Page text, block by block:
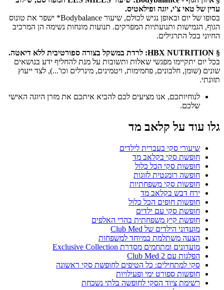
עדין של טאי צ'י, יוגה ופילאטיס.
בסופו של יום ובאופן נגיש לכולם, שיעור Bodybalance* ישפר את טונוס
הגוף, הגמישות ותנועתיות המפרקים. תנועות מונחות נשימה הן המרכיב
החיוני בכל התרגילים.
§ HBX NUTRITION: לרדת במשקל בצורה ספורטיבית ללא דיאטה.
בכל יום יתקיימו מפגשי שאלות ותשובות על מנת להחליף ידע בנושאים
שונים (שומן, חלבונים, פחמימות, ויטמינים, מינרלים וכו'...), לצד ייעוץ
תזונתי.
לנוחיותכם, אנו מציעים לכם להביא איתכם את מזרן היוגה האישי
שלכם.
גלו עוד על קלאב מד
שיעורי סקי בעברית לילדים
חופשת סקי בקלאב מד
חופשות סקי הכל כלול
חופשה רומנטית לזוגות
חופשות סקי משפחתיות
ירח דבש בקלאב מד
חופשות חופים הכל כלול
חופשת סקי עם ילדים
חופשת קיץ משפחתית בהרי האלפים
מועדוני הילדים של Club Med
הצעה משתלמת במיוחד למשפחות
מועדונים ומתחמים מסדרת Exclusive Collection
הפלגות עם Club Med 2
סקי למתחילים: כל הטיפים לחופשת סקי ראשונה
חופשות ספורט ימי ופעילויות
רשימת ציוד הסקי לחופשה בלתי נשכחת